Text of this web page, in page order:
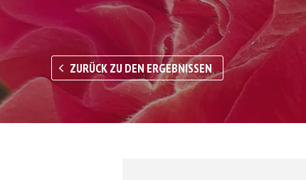
ZURÜCK ZU DEN ERGEBNISSEN